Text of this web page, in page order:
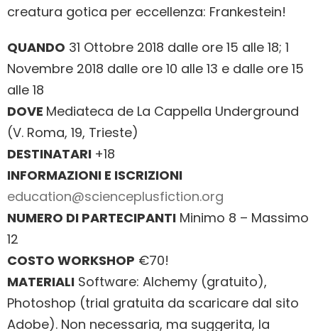
creatura gotica per eccellenza: Frankestein!
QUANDO 31 Ottobre 2018 dalle ore 15 alle 18; 1
Novembre 2018 dalle ore 10 alle 13 e dalle ore 15
alle 18
DOVE Mediateca de La Cappella Underground
(V. Roma, 19, Trieste)
DESTINATARI +18
INFORMAZIONI E ISCRIZIONI
education@scienceplusfiction.org
NUMERO DI PARTECIPANTI Minimo 8 – Massimo
12
COSTO WORKSHOP €70!
MATERIALI Software: Alchemy (gratuito),
Photoshop (trial gratuita da scaricare dal sito
Adobe). Non necessaria, ma suggerita, la